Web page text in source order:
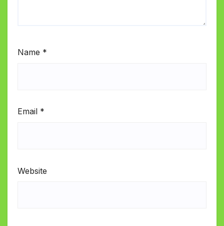
Name *
Email *
Website